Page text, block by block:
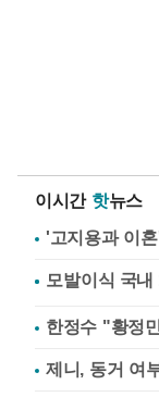
이시간 핫뉴스
'고지용과 이
한정수 "황정
제니, 동거 여